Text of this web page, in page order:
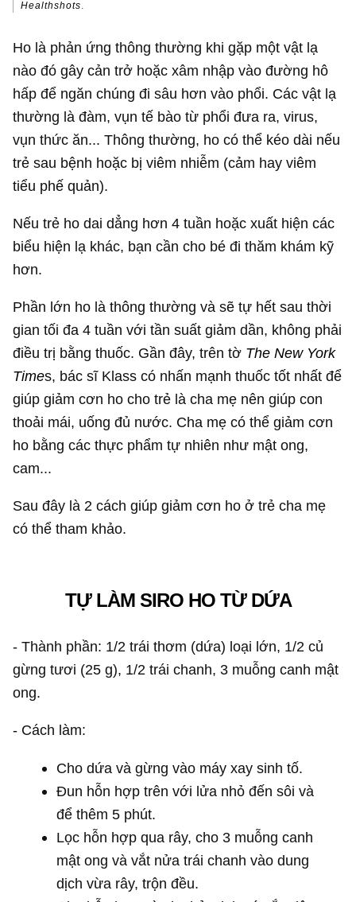
Healthshots.
Ho là phản ứng thông thường khi gặp một vật lạ
nào đó gây cản trở hoặc xâm nhập vào đường hô
hấp để ngăn chúng đi sâu hơn vào phổi. Các vật lạ
thường là đàm, vụn tế bào từ phổi đưa ra, virus,
vụn thức ăn... Thông thường, ho có thể kéo dài nếu
trẻ sau bệnh hoặc bị viêm nhiễm (cảm hay viêm
tiểu phế quản).
Nếu trẻ ho dai dẳng hơn 4 tuần hoặc xuất hiện các
biểu hiện lạ khác, bạn cần cho bé đi thăm khám kỹ
hơn.
Phần lớn ho là thông thường và sẽ tự hết sau thời
gian tối đa 4 tuần với tần suất giảm dần, không phải
điều trị bằng thuốc. Gần đây, trên tờ The New York
Times, bác sĩ Klass có nhấn mạnh thuốc tốt nhất để
giúp giảm cơn ho cho trẻ là cha mẹ nên giúp con
thoải mái, uống đủ nước. Cha mẹ có thể giảm cơn
ho bằng các thực phẩm tự nhiên như mật ong,
cam...
Sau đây là 2 cách giúp giảm cơn ho ở trẻ cha mẹ
có thể tham khảo.
TỰ LÀM SIRO HO TỪ DỨA
- Thành phần: 1/2 trái thơm (dứa) loại lớn, 1/2 củ
gừng tươi (25 g), 1/2 trái chanh, 3 muỗng canh mật
ong.
- Cách làm:
Cho dứa và gừng vào máy xay sinh tố.
Đun hỗn hợp trên với lửa nhỏ đến sôi và
để thêm 5 phút.
Lọc hỗn hợp qua rây, cho 3 muỗng canh
mật ong và vắt nửa trái chanh vào dung
dịch vừa rây, trộn đều.